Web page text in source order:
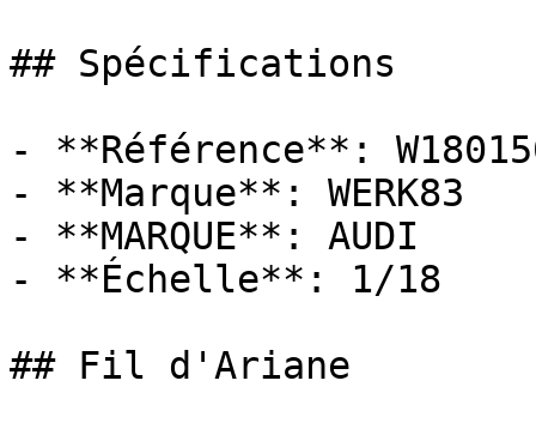
## Spécifications
- **Référence**:
- **Marque**: WERK83
- **MARQUE**: AUDI
- **Échelle**: 1/18
## Fil d'Ariane